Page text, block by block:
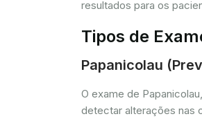
resultados para os
Tipos de
Papanicolau
O exame de
detectar alterações nas